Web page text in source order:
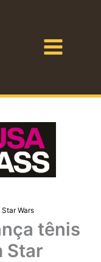
Wars
tênis
Star